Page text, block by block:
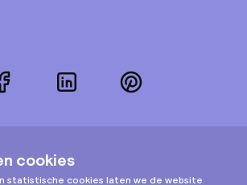
FacebookLinkedInPinterest
Instagram